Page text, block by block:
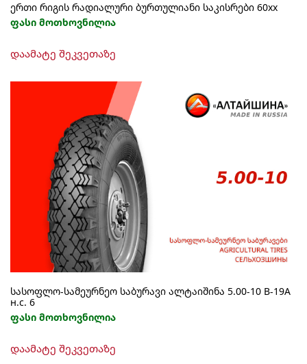
ერთი რიგის რადიალური ბურთულიანი საკისრები 60xx
ფასი მოთხოვნილია
დაამატე შეკვეთაზე
multiple
variants.
The
options
may
be
chosen
on
the
product
page
სასოფლო-სამეურნეო საბურავი ალტაიშინა 5.00-10 В-19А
н.с. 6
ფასი მოთხოვნილია
დაამატე შეკვეთაზე